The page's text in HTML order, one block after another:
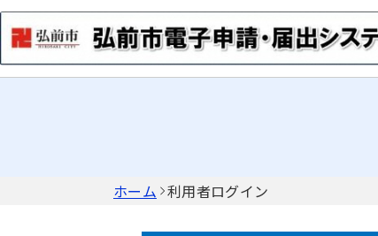
ホーム 利用者ログイン